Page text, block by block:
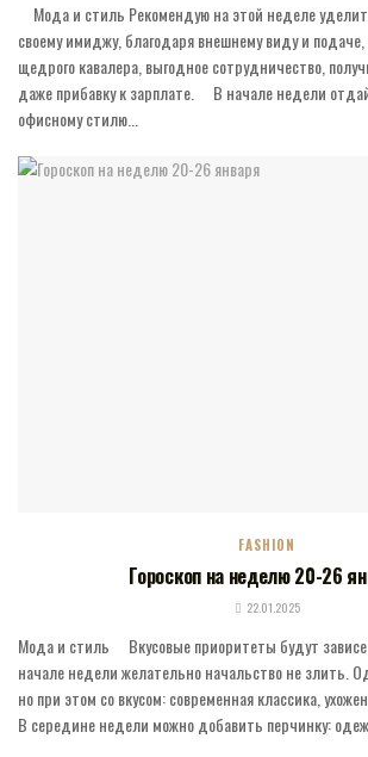
⠀ Мода и стиль Рекомендую на этой неделе
своему имиджу, благодаря внешнему виду и
щедрого кавалера, выгодное сотрудничество,
даже прибавку к зарплате. ⠀ В начале недели
офисному стилю...
FASHION
Гороскоп на неделю 20-26
22.01.2025
Мода и стиль ⠀ Вкусовые приоритеты будут
начале недели желательно начальство не злить.
но при этом со вкусом: современная классика,
В середине недели можно добавить перчинку: